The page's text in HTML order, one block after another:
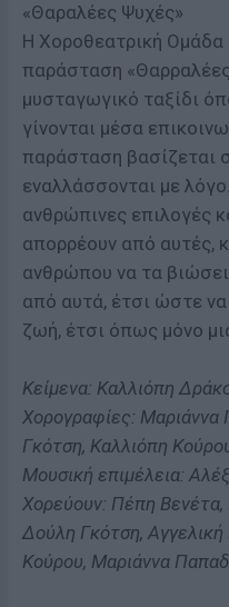
«Θαραλέες Ψυχές»
Η Χοροθεατρική Ομάδα
παράσταση
μυσταγωγικό ταξίδι
γίνονται μέσα
παράσταση βασίζεται
εναλλάσσονται με
ανθρώπινες επιλογές
απορρέουν από αυτές,
ανθρώπου να τα
από αυτά, έτσι ώστε
ζωή, έτσι όπως μόνο
Kείμενα: Καλλιόπη
Χορογραφίες:
Γκότση, Καλλιόπη
Μουσική επιμέλεια:
Χορεύουν: Πέπη
Δούλη Γκότση,
Κούρου, Μαριάννα